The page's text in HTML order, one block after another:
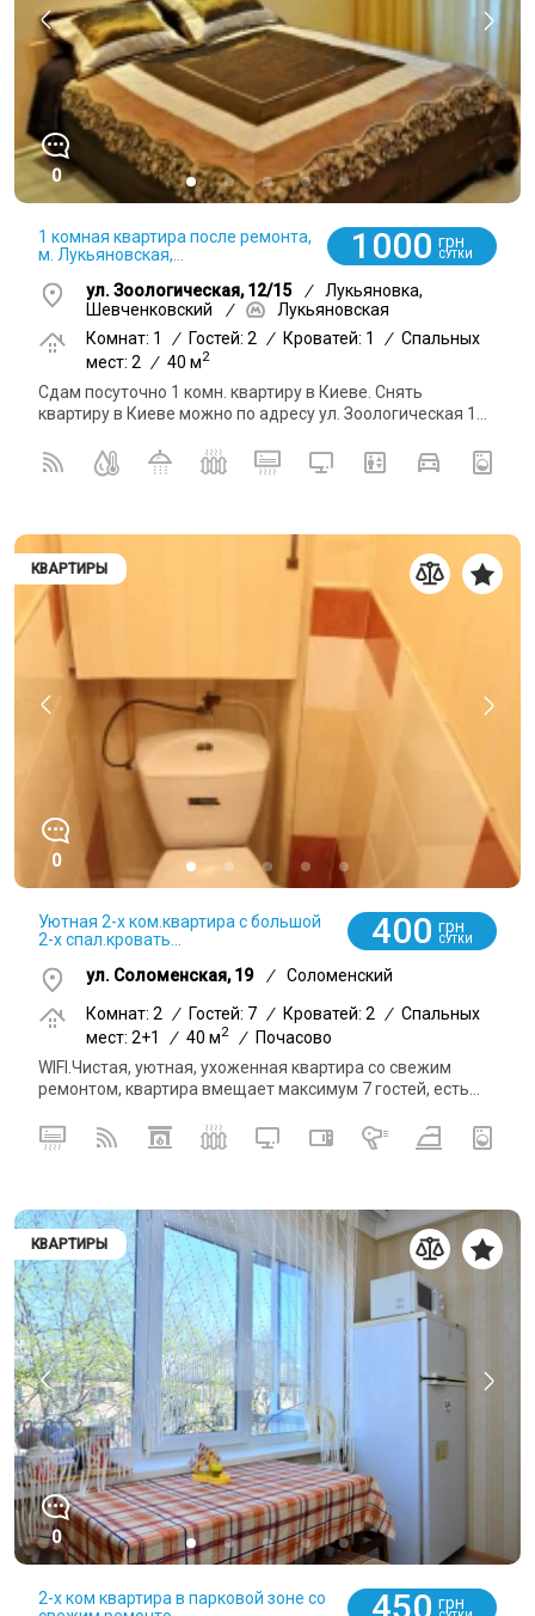
0
1 комная квартира после ремонта,
м. Лукьяновская,...
1000 грн
СУТКИ
ул. Зоологическая, 12/15 /
Лукьяновка,
Шевченковский
/
Лукьяновская
Комнат: 1
/ Гостей: 2 / Кроватей: 1 / Спальных
мест: 2
/ 40 м2
Сдам посуточно 1 комн. квартиру в Киеве. Снять
квартиру в Киеве можно по адресу ул. Зоологическая 1...
КВАРТИРЫ
0
Уютная 2-х ком.квартира с большой
2-х спал.кровать...
400 грн
СУТКИ
ул. Соломенская, 19 /
Соломенский
Комнат: 2 / Гостей: 7 / Кроватей: 2 / Спальных
мест: 2+1
/ 40 м2 /
Почасово
WIFI.Чистая, уютная, ухоженная квартира со свежим
ремонтом, квартира вмещает максимум 7 гостей, есть...
КВАРТИРЫ
0
2-х ком квартира в парковой зоне со
450 грн